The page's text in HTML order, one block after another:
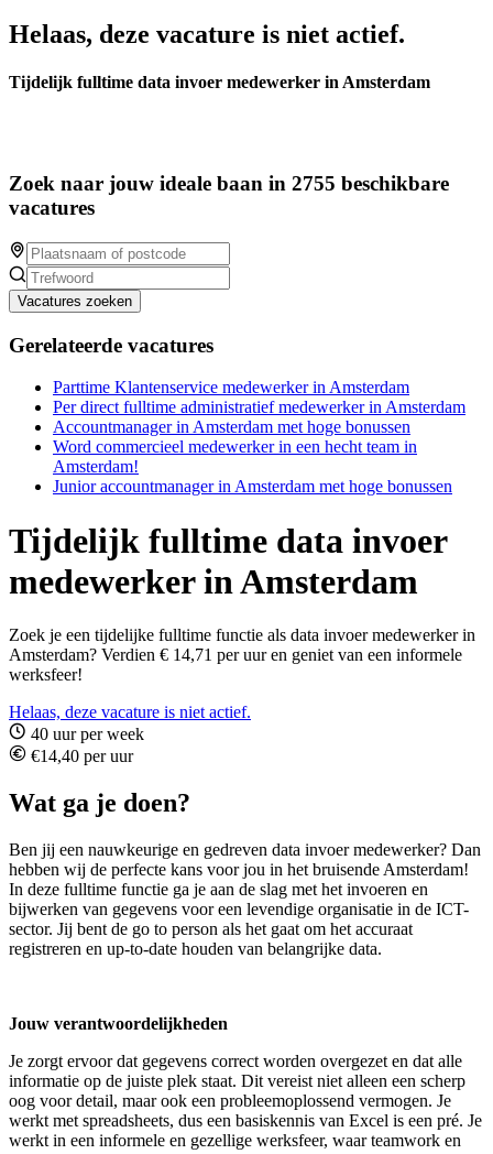
Helaas, deze vacature is niet actief.
Tijdelijk fulltime data invoer medewerker in Amsterdam
Zoek naar jouw ideale baan in 2755 beschikbare
vacatures
Vacatures zoeken
Gerelateerde vacatures
Parttime Klantenservice medewerker in Amsterdam
Per direct fulltime administratief medewerker in Amsterdam
Accountmanager in Amsterdam met hoge bonussen
Word commercieel medewerker in een hecht team in
Amsterdam!
Junior accountmanager in Amsterdam met hoge bonussen
Tijdelijk fulltime data invoer
medewerker in Amsterdam
Zoek je een tijdelijke fulltime functie als data invoer medewerker in
Amsterdam? Verdien € 14,71 per uur en geniet van een informele
werksfeer!
Helaas, deze vacature is niet actief.
40 uur per week
€14,40 per uur
Wat ga je doen?
Ben jij een nauwkeurige en gedreven data invoer medewerker? Dan
hebben wij de perfecte kans voor jou in het bruisende Amsterdam!
In deze fulltime functie ga je aan de slag met het invoeren en
bijwerken van gegevens voor een levendige organisatie in de ICT-
sector. Jij bent de go to person als het gaat om het accuraat
registreren en up-to-date houden van belangrijke data.
Jouw verantwoordelijkheden
Je zorgt ervoor dat gegevens correct worden overgezet en dat alle
informatie op de juiste plek staat. Dit vereist niet alleen een scherp
oog voor detail, maar ook een probleemoplossend vermogen. Je
werkt met spreadsheets, dus een basiskennis van Excel is een pré. Je
werkt in een informele en gezellige werksfeer, waar teamwork en